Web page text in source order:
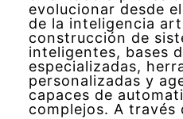
evolucionar desde
de la inteligencia
construcción de
inteligentes, bases
especializadas,
personalizadas y
capaces de
complejos. A través